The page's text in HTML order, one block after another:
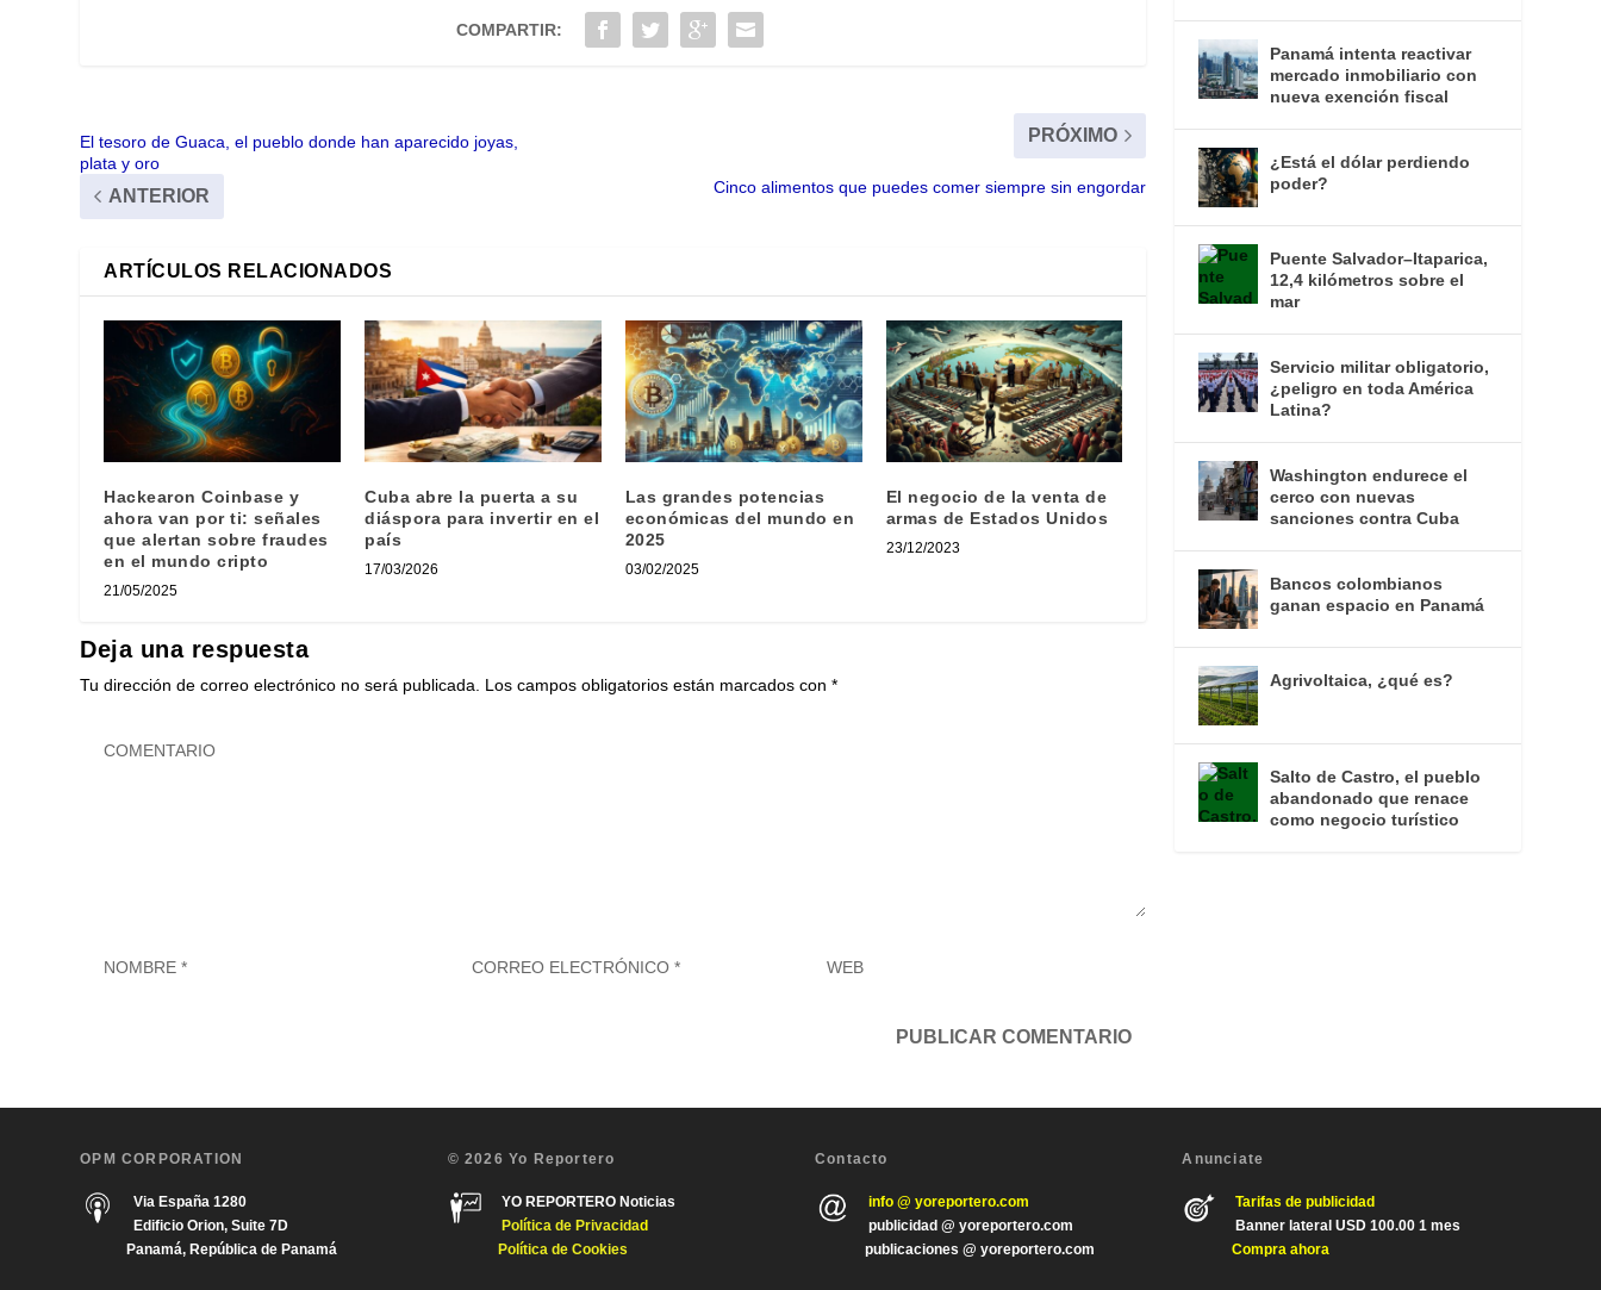
COMPARTIR:
El tesoro de Guaca, el pueblo donde han aparecido joyas,
plata y oro
ANTERIOR
PRÓXIMO
Cinco alimentos que puedes comer siempre sin engordar
ARTÍCULOS RELACIONADOS
Hackearon Coinbase y
ahora van por ti: señales
que alertan sobre fraudes
en el mundo cripto
21/05/2025
Cuba abre la puerta a su
diáspora para invertir en el
país
17/03/2026
Las grandes potencias
económicas del mundo en
2025
03/02/2025
El negocio de la venta de
armas de Estados Unidos
23/12/2023
Deja una respuesta
Tu dirección de correo electrónico no será publicada. Los campos obligatorios están marcados con*
Panamá intenta reactivar
mercado inmobiliario con
nueva exención fiscal
¿Está el dólar perdiendo
poder?
Puente Salvador–Itaparica,
12,4 kilómetros sobre el
mar
Servicio militar obligatorio,
¿peligro en toda América
Latina?
Washington endurece el
cerco con nuevas
sanciones contra Cuba
Bancos colombianos
ganan espacio en Panamá
Agrivoltaica, ¿qué es?
Salto de Castro, el pueblo
abandonado que renace
como negocio turístico
OPM CORPORATION
Via España 1280
Edificio Orion, Suite 7D
Panamá, República de Panamá
© 2026 Yo Reportero
YO REPORTERO Noticias
Política de Privacidad
Política de Cookies
Contacto
info @ yoreportero.com
publicidad @ yoreportero.com
publicaciones @ yoreportero.com
Anunciate
Tarifas de publicidad
Banner lateral USD 100.00 1 mes
Compra ahora